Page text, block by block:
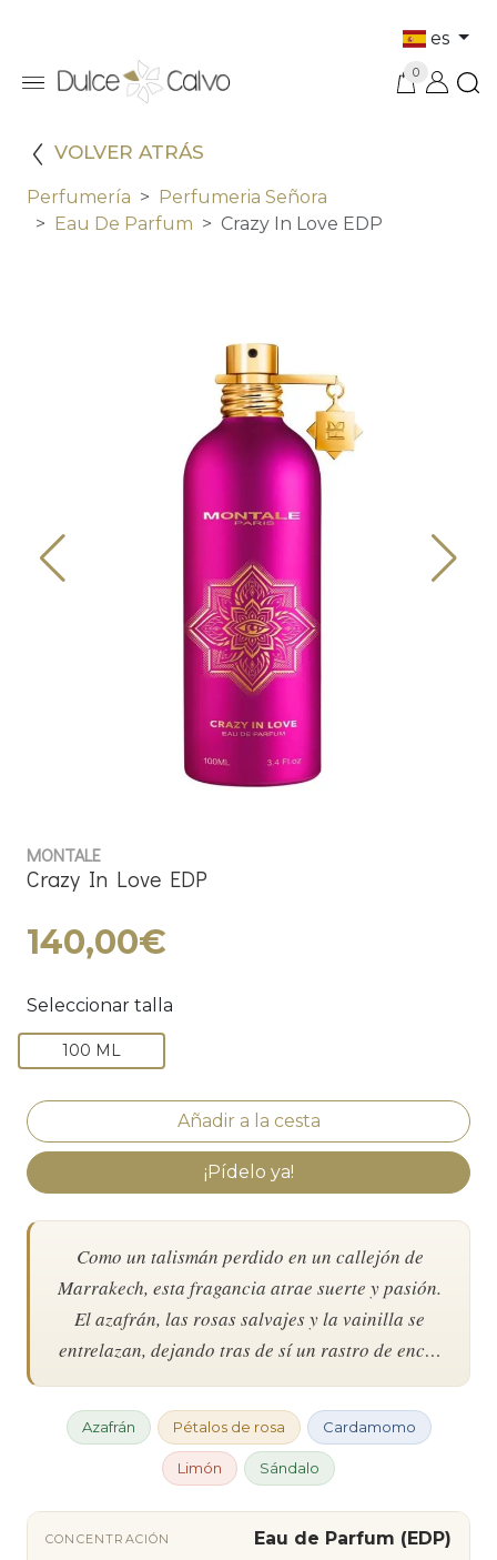
es
0
VOLVER ATRÁS
Perfumería
Perfumeria Señora
Eau De Parfum
Crazy In Love EDP
MONTALE
Crazy In Love EDP
140,00€
Seleccionar talla
100 ML
¡Pídelo ya!
Como un talismán perdido en un callejón de
Marrakech, esta fragancia atrae suerte y pasión.
El azafrán, las rosas salvajes y la vainilla se
entrelazan, dejando tras de sí un rastro de enc…
Azafrán Pétalos de rosa Cardamomo
Limón Sándalo
CONCENTRACIÓN Eau de Parfum (EDP)